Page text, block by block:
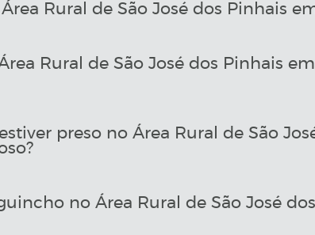
Rural de São José dos Pinhais
Rural de São José dos Pinhais
preso no Área Rural de São
no Área Rural de São José